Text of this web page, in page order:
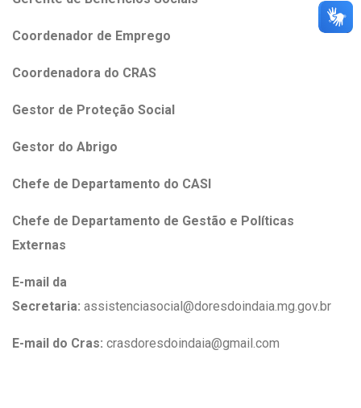
Coordenador de Emprego
Coordenadora do CRAS
Gestor de Proteção Social
Gestor do Abrigo
Chefe de Departamento do CASI
Chefe de Departamento de Gestão e Políticas
Externas
E-mail da
Secretaria: assistenciasocial@doresdoindaia.mg.gov.br
E-mail do Cras: crasdoresdoindaia@gmail.com